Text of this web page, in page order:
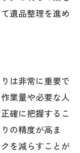
遺品整理を進め
は非常に重要で
業量や必要な人
確に把握するこ
の精度が高ま
を減らすことが